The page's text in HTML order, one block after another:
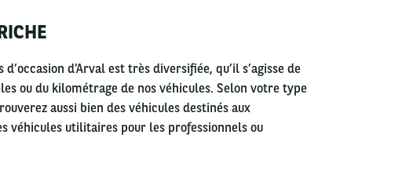
d’occasion d’Arval est très diversifiée, qu’il s’agisse de
ou du kilométrage de nos véhicules. Selon votre type
aussi bien des véhicules destinés aux
véhicules utilitaires pour les professionnels ou